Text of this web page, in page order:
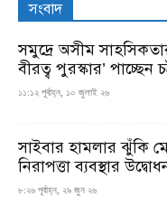
সংবাদ
সমুদ্রে অসীম
বীরত্ব পুরস্কার’ পাচ্ছেন
১১:১২ পূর্বাহ্ন, ১০ জুলাই ২৬
সাইবার হামলার ঝুঁকি
নিরাপত্তা ব্যবস্থার
৮:২৬ পূর্বাহ্ন, ২৯ জুন ২৬